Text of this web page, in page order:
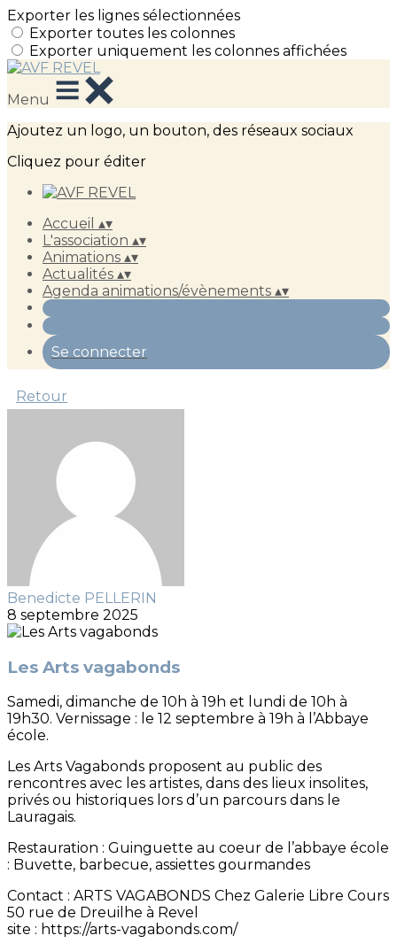
Exporter les lignes sélectionnées
Exporter toutes les colonnes
Exporter uniquement les colonnes affichées
Menu
Ajoutez un logo, un bouton, des réseaux sociaux
Cliquez pour éditer
Accueil ▴▾
L'association ▴▾
Animations ▴▾
Actualités ▴▾
Agenda animations/évènements ▴▾
Se connecter
Retour
Benedicte PELLERIN
8 septembre 2025
Les Arts vagabonds
Samedi, dimanche de 10h à 19h et lundi de 10h à
19h30. Vernissage : le 12 septembre à 19h à l’Abbaye
école.
Les Arts Vagabonds proposent au public des
rencontres avec les artistes, dans des lieux insolites,
privés ou historiques lors d’un parcours dans le
Lauragais.
Restauration : Guinguette au coeur de l’abbaye école
: Buvette, barbecue, assiettes gourmandes
Contact : ARTS VAGABONDS Chez Galerie Libre Cours
50 rue de Dreuilhe à Revel
site : https://arts-vagabonds.com/